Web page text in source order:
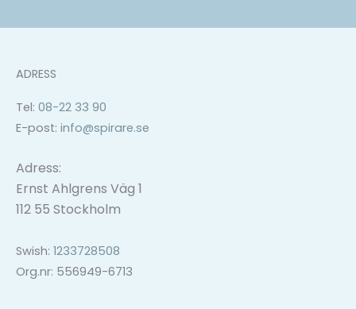
ADRESS
Tel: 08-22 33 90
E-post: info@spirare.se
Adress:
Ernst Ahlgrens Väg 1
112 55 Stockholm
Swish: 1233728508
Org.nr: 556949-6713